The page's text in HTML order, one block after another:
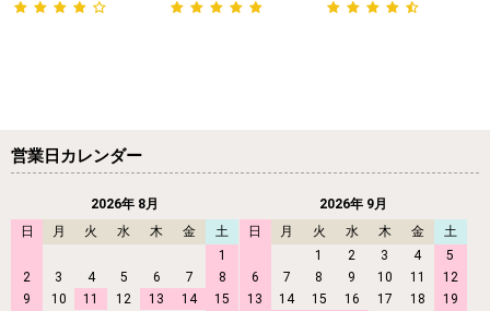
営業日カレンダー
2026年 8月
日
月 火 水 木 金
土
1
2
3 4 5 6 7
8
9
10 11 12 13 14
15
2026年 9月
日
月 火 水 木 金
土
1
2 3 4
5
6
7 8 9 10 11
12
13
14 15 16 17 18
19